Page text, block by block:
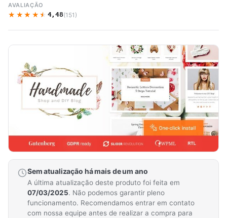
AVALIAÇÃO
★★★★★
★★★★★ 4,48(151)
Sem atualização há mais de um ano
A última atualização deste produto foi feita em
07/03/2025. Não podemos garantir pleno
funcionamento. Recomendamos entrar em contato
com nossa equipe antes de realizar a compra para